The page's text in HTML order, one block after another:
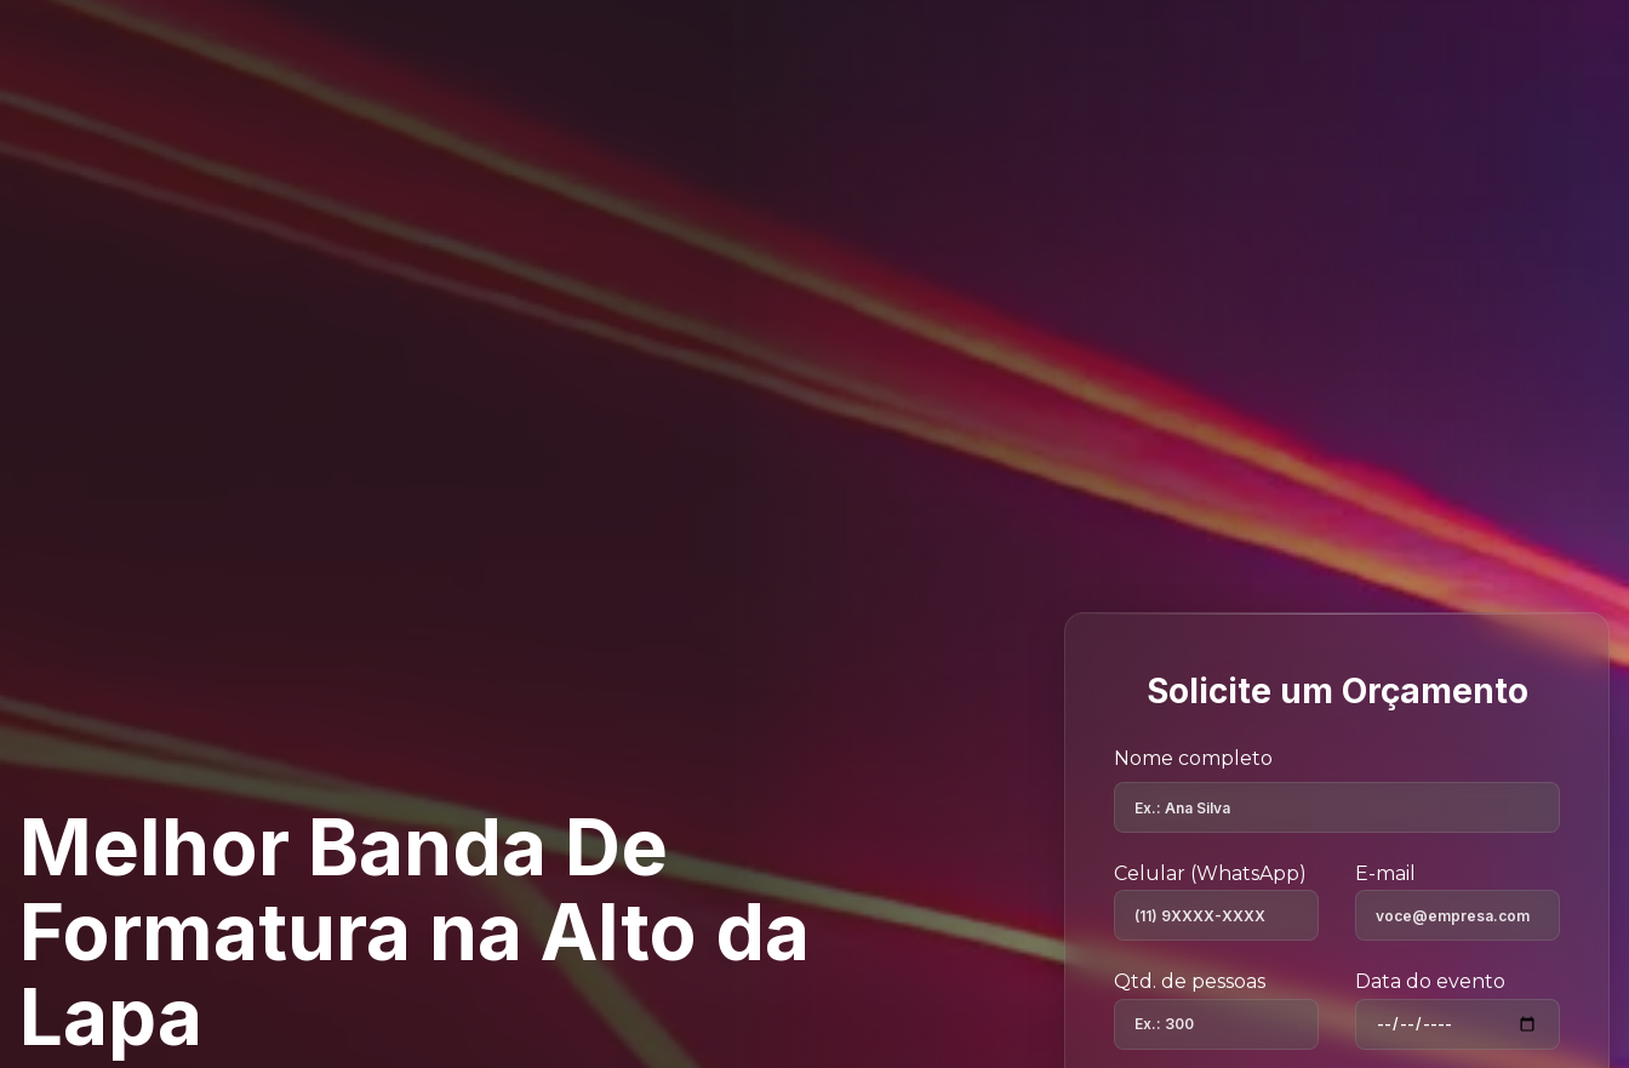
Melhor Banda De
Formatura na Alto da
Lapa
Solicite um Orçamento
Nome completo
Celular (WhatsApp) E-mail
Qtd. de pessoas Data do evento